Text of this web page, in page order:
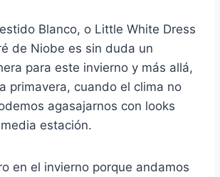
Blanco, o Little White Dress
de Niobe es sin duda un
para este invierno y más allá,
primavera, cuando el clima no
agasajarnos con looks
estación.
en el invierno porque andamos